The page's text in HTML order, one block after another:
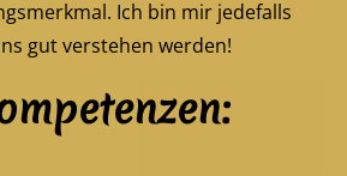
Ich bin mir jedefalls
gut verstehen werden!